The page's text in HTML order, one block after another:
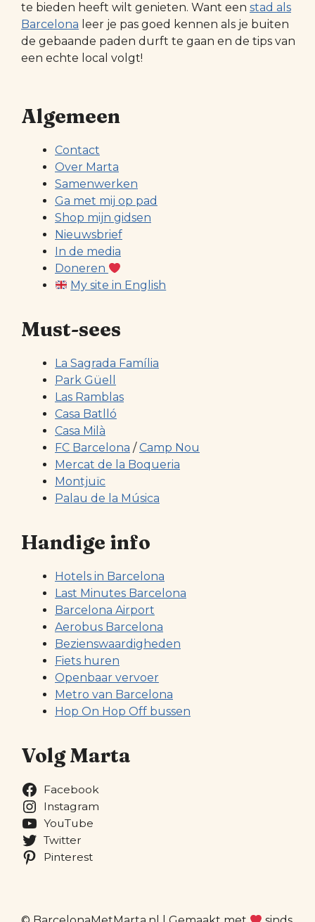
te bieden heeft wilt genieten. Want een stad als
Barcelona leer je pas goed kennen als je buiten
de gebaande paden durft te gaan en de tips van
een echte local volgt!
Algemeen
Contact
Over Marta
Samenwerken
Ga met mij op pad
Shop mijn gidsen
Nieuwsbrief
In de media
Doneren
My site in English
Must-sees
La Sagrada Família
Park Güell
Las Ramblas
Casa Batlló
Casa Milà
FC Barcelona / Camp Nou
Mercat de la Boqueria
Montjuïc
Palau de la Música
Handige info
Hotels in Barcelona
Last Minutes Barcelona
Barcelona Airport
Aerobus Barcelona
Bezienswaardigheden
Fiets huren
Openbaar vervoer
Metro van Barcelona
Hop On Hop Off bussen
Volg Marta
Facebook
Instagram
YouTube
Twitter
Pinterest